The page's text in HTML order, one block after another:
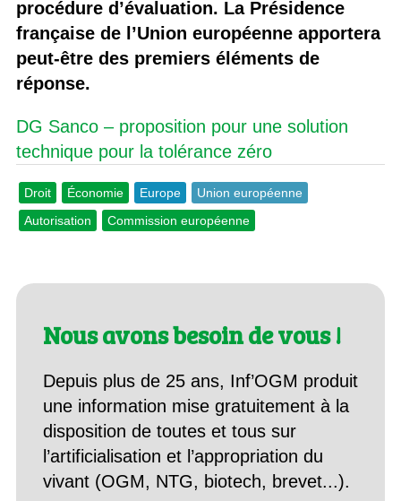
procédure d’évaluation. La Présidence
française de l’Union européenne apportera
peut-être des premiers éléments de
réponse.
DG Sanco – proposition pour une solution
technique pour la tolérance zéro
Droit Économie Europe
Union européenne
Autorisation
Commission européenne
Nous avons besoin de vous !
Depuis plus de 25 ans, Inf’OGM produit
une information mise gratuitement à la
disposition de toutes et tous sur
l’artificialisation et l’appropriation du
vivant (OGM, NTG, biotech, brevet...).